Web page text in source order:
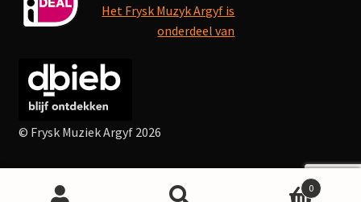
Het Frysk Muzyk Argyf is
onderdeel van
© Frysk Muziek Argyf 2026
0